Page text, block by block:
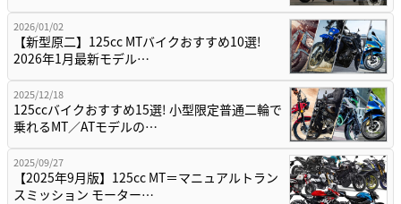
2026/01/02
【新型原二】125cc MTバイクおすすめ10選!
2026年1月最新モデル…
2025/12/18
125ccバイクおすすめ15選! 小型限定普通二輪で
乗れるMT／ATモデルの…
2025/09/27
【2025年9月版】125cc MT＝マニュアルトラン
スミッション モーター…